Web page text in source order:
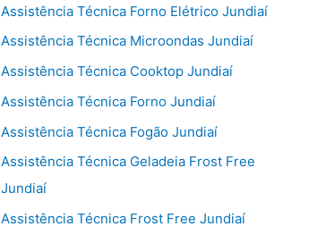
Assistência Técnica Forno Elétrico Jundiaí
Assistência Técnica Microondas Jundiaí
Assistência Técnica Cooktop Jundiaí
Assistência Técnica Forno Jundiaí
Assistência Técnica Fogão Jundiaí
Assistência Técnica Geladeia Frost Free
Jundiaí
Assistência Técnica Frost Free Jundiaí